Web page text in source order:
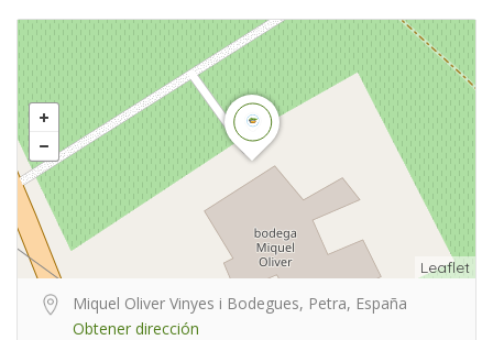
Leaflet
Miquel Oliver Vinyes i Bodegues, Petra, España
Obtener dirección